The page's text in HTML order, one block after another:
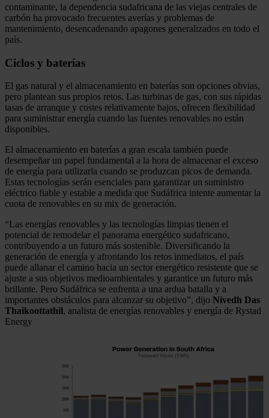
contaminante, la dependencia sudafricana de las viejas centrales de
carbón ha provocado frecuentes averías y problemas de
mantenimiento, desencadenando apagones generalizados en todo el
país.
Ciclos y baterías
El gas natural y el almacenamiento en baterías son opciones obvias,
pero plantean sus propios retos. Las turbinas de gas, con sus rápidas
tasas de arranque y costes relativamente bajos, ofrecen flexibilidad
para suministrar energía cuando las fuentes renovables no están
disponibles.
El almacenamiento en baterías a gran escala también puede
desempeñar un papel fundamental a la hora de almacenar el exceso
de energía para utilizarla cuando se produzcan picos de demanda.
Estas tecnologías serán esenciales para garantizar un suministro
eléctrico fiable y estable a medida que Sudáfrica intente aumentar la
cuota de renovables en su mix de generación.
“Las energías renovables y las tecnologías limpias tienen el
potencial de remodelar el panorama energético sudafricano,
contribuyendo a un futuro más sostenible. Diversificando la
generación de energía y afrontando los retos inmediatos, el país
puede allanar el camino hacia un sector energético resistente que se
ajuste a sus objetivos medioambientales y garantice un futuro más
brillante. Pero Sudáfrica se enfrenta a una ardua batalla y a
importantes obstáculos para alcanzar su objetivo”, dijo Nivedh Das
Thaikoottathil, analista de energías renovables y energía de Rystad
Energy